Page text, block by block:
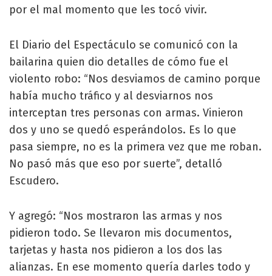
por el mal momento que les tocó vivir.
El Diario del Espectáculo se comunicó con la
bailarina quien dio detalles de cómo fue el
violento robo: “Nos desviamos de camino porque
había mucho tráfico y al desviarnos nos
interceptan tres personas con armas. Vinieron
dos y uno se quedó esperándolos. Es lo que
pasa siempre, no es la primera vez que me roban.
No pasó más que eso por suerte”, detalló
Escudero.
Y agregó: “Nos mostraron las armas y nos
pidieron todo. Se llevaron mis documentos,
tarjetas y hasta nos pidieron a los dos las
alianzas. En ese momento quería darles todo y